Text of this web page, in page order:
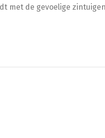
met de gevoelige